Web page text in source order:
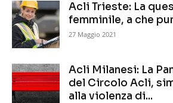
Acli Trieste: La
femminile, a che
27 Maggio 2021
Acli Milanesi: La
del Circolo Acli,
alla violenza di...